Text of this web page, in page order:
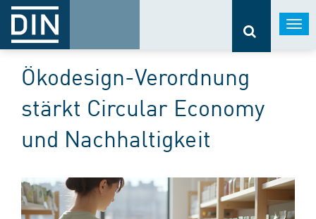
Ökodesign-Verordnung
stärkt Circular Economy
und Nachhaltigkeit